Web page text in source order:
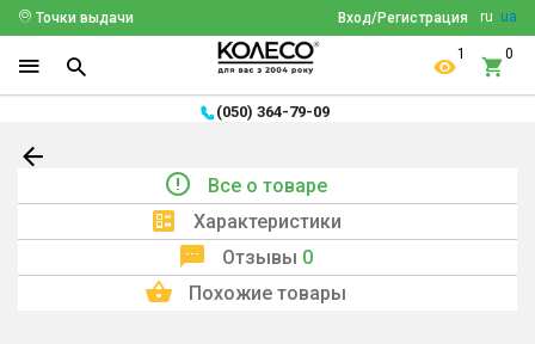
ru ua
Вход/Регистрация
Точки выдачи
1 0
(050) 364-79-09
Все о товаре
Характеристики
Отзывы 0
Похожие товары